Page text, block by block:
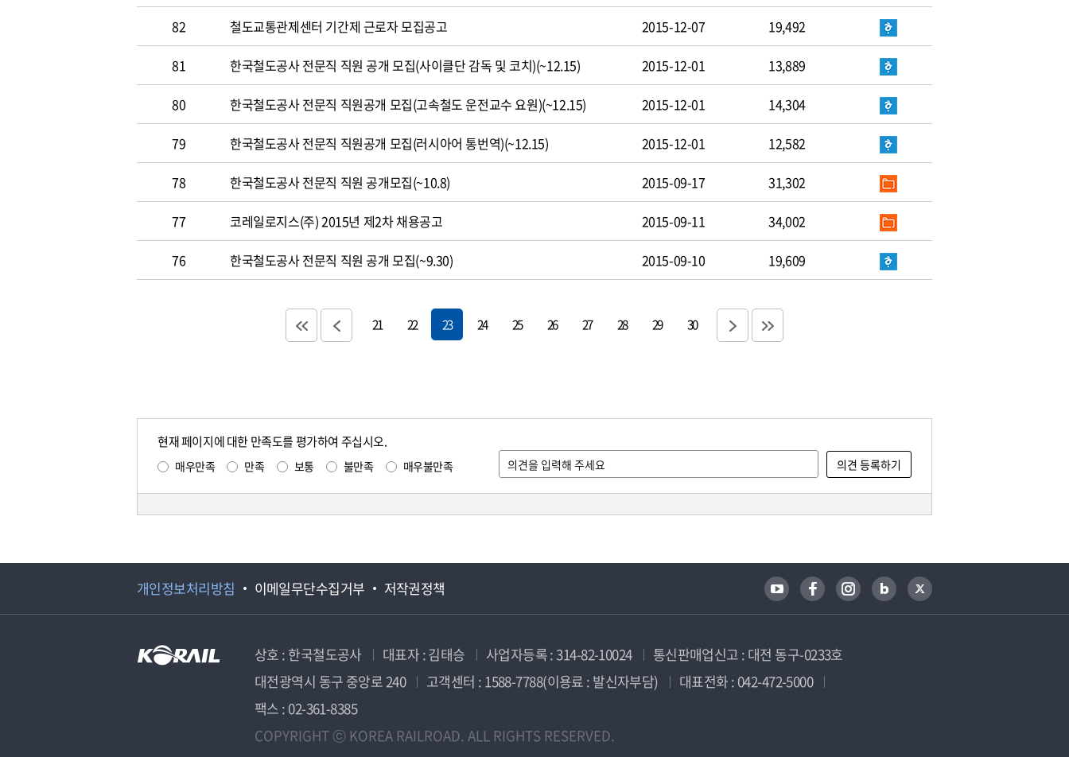
82 철도교통관제센터 기간제 근로자 모집공고 2015-12-07 19,492
81 한국철도공사 전문직 직원 공개 모집(사이클단 감독 및 코치)(~12.15) 2015-12-01 13,889
80 한국철도공사 전문직 직원공개 모집(고속철도 운전교수 요원)(~12.15) 2015-12-01 14,304
79 한국철도공사 전문직 직원공개 모집(러시아어 통번역)(~12.15) 2015-12-01 12,582
78 한국철도공사 전문직 직원 공개모집(~10.8) 2015-09-17 31,302
77 코레일로지스(주) 2015년 제2차 채용공고 2015-09-11 34,002
76 한국철도공사 전문직 직원 공개 모집(~9.30) 2015-09-10 19,609
21 22 23 24 25 26 27 28 29 30
현재 페이지에 대한 만족도를 평가하여 주십시오.
매우만족 만족 보통 불만족 매우불만족
개인정보처리방침 이메일무단수집거부 저작권정책
상호 : 한국철도공사 대표자 : 김태승 사업자등록 : 314-82-10024
통신판매업신고 : 대전 동구-0233호
대전광역시 동구 중앙로 240
고객센터 : 1588-7788(이용료 : 발신자부담)
대표전화 : 042-472-5000
팩스 : 02-361-8385
COPYRIGHT ⓒ KOREA RAILROAD. ALL RIGHTS RESERVED.